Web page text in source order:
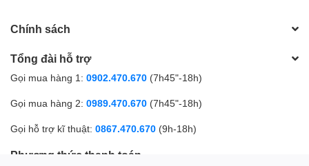
Chính sách
Tổng đài hỗ trợ
Gọi mua hàng 1: 0902.470.670 (7h45"-18h)
Gọi mua hàng 2: 0989.470.670 (7h45"-18h)
Gọi hỗ trợ kĩ thuật: 0867.470.670 (9h-18h)
Phương thức thanh toán